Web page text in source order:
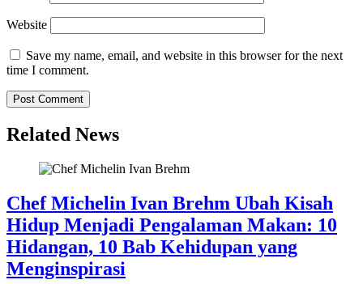
Website
Save my name, email, and website in this browser for the next
time I comment.
Related News
Chef Michelin Ivan Brehm Ubah Kisah
Hidup Menjadi Pengalaman Makan: 10
Hidangan, 10 Bab Kehidupan yang
Menginspirasi